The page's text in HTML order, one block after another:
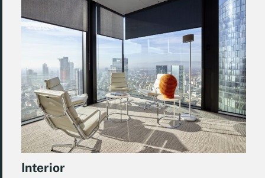
Interior